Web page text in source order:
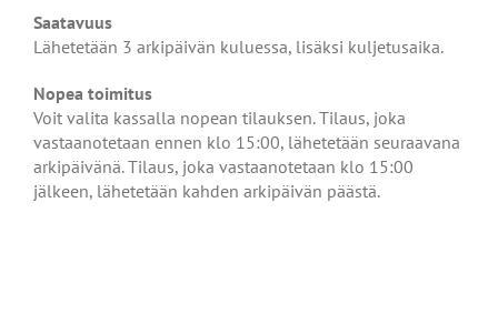
Saatavuus
Lähetetään 3 arkipäivän kuluessa, lisäksi kuljetusaika.
Nopea toimitus
Voit valita kassalla nopean tilauksen. Tilaus, joka
vastaanotetaan ennen klo 15:00, lähetetään seuraavana
arkipäivänä. Tilaus, joka vastaanotetaan klo 15:00
jälkeen, lähetetään kahden arkipäivän päästä.